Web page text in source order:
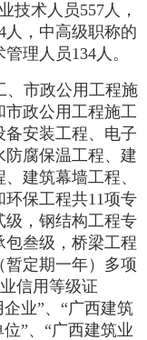
技术人员557人，
人，中高级职称的
理人员134人。
、市政公用工程施
政公用工程施工
安装工程、电子
腐保温工程、建
建筑幕墙工程、
环保工程共11项专
级，钢结构工程专
包叁级，桥梁工程
定期一年）多项
信用等级证
业”、“广西建筑
”、“广西建筑业